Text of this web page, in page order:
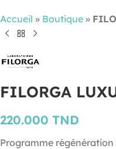
Accueil » Boutique »
FILORGA
220.000 TND
Programme régénération